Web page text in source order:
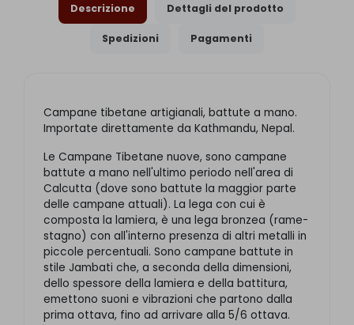
Descrizione Dettagli del prodotto
Spedizioni Pagamenti
Campane tibetane artigianali, battute a mano.
Importate direttamente da Kathmandu, Nepal.
Le Campane Tibetane nuove, sono campane
battute a mano nell'ultimo periodo nell'area di
Calcutta (dove sono battute la maggior parte
delle campane attuali). La lega con cui è
composta la lamiera, è una lega bronzea (rame-
stagno) con all'interno presenza di altri metalli in
piccole percentuali. Sono campane battute in
stile Jambati che, a seconda della dimensioni,
dello spessore della lamiera e della battitura,
emettono suoni e vibrazioni che partono dalla
prima ottava, fino ad arrivare alla 5/6 ottava.